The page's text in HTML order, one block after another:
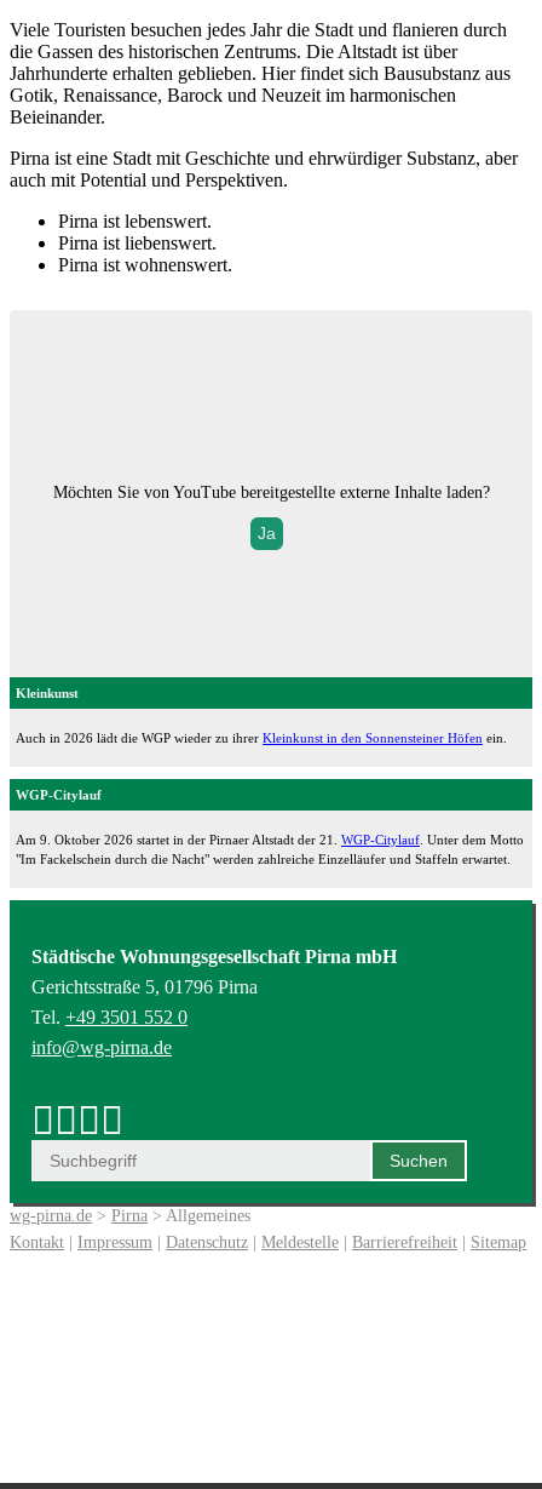
Viele Touristen besuchen jedes Jahr die Stadt und flanieren durch
die Gassen des historischen Zentrums. Die Altstadt ist über
Jahrhunderte erhalten geblieben. Hier findet sich Bausubstanz aus
Gotik, Renaissance, Barock und Neuzeit im harmonischen
Beieinander.
Pirna ist eine Stadt mit Geschichte und ehrwürdiger Substanz, aber
auch mit Potential und Perspektiven.
Pirna ist lebenswert.
Pirna ist liebenswert.
Pirna ist wohnenswert.
Möchten Sie von YouTubebereitgestellte externe Inhalte laden?
Ja
Kleinkunst
Auch in 2026 lädt die WGP wieder zu ihrer Kleinkunst in den Sonnensteiner Höfen ein.
WGP-Citylauf
Am 9. Oktober 2026 startet in der Pirnaer Altstadt der 21. WGP-Citylauf . Unter dem Motto
"Im Fackelschein durch die Nacht" werden zahlreiche Einzelläufer und Staffeln erwartet.
Städtische Wohnungsgesellschaft Pirna mbH
Gerichtsstraße 5, 01796 Pirna
Tel. +49 3501 552 0
info@wg-pirna.de
wg-pirna.de > Pirna > Allgemeines
Kontakt | Impressum | Datenschutz | Meldestelle | Barrierefreiheit | Sitemap